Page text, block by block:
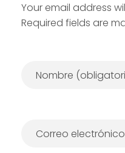
Your email address
Required fields are